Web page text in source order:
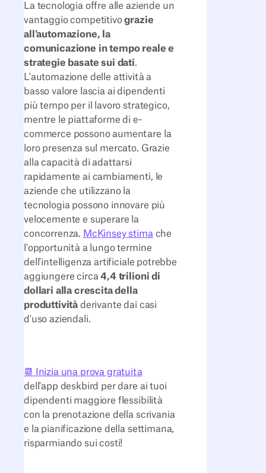
La tecnologia offre alle aziende un
vantaggio competitivograzie
all'automazione, la
comunicazione in tempo reale e
strategie basate sui dati.
L'automazione delle attività a
basso valore lascia ai dipendenti
più tempo per il lavoro strategico,
mentre le piattaforme di e-
commerce possono aumentare la
loro presenza sul mercato. Grazie
alla capacità di adattarsi
rapidamente ai cambiamenti, le
aziende che utilizzano la
tecnologia possono innovare più
velocemente e superare la
concorrenza. McKinsey stima che
l'opportunità a lungo termine
dell'intelligenza artificiale potrebbe
aggiungere circa4,4 trilioni di
dollari alla crescita della
produttività derivante dai casi
d'uso aziendali.
📆 Inizia una prova gratuita
dell'app deskbird per dare ai tuoi
dipendenti maggiore flessibilità
con la prenotazione della scrivania
e la pianificazione della settimana,
risparmiando sui costi!